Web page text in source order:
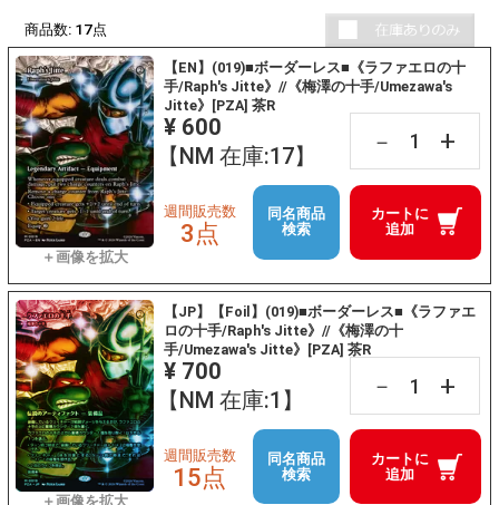
商品数: 17点
【EN】(019)■ボーダーレス■《ラファエロの十
手/Raph's Jitte》//《梅澤の十手/Umezawa's
Jitte》[PZA] 茶R
¥ 600
【NM 在庫:17】
－ +
カートに
追加
週間販売数
3点
同名商品
検索
【JP】【Foil】(019)■ボーダーレス■《ラファエ
ロの十手/Raph's Jitte》//《梅澤の十
手/Umezawa's Jitte》[PZA] 茶R
¥ 700
【NM 在庫:1】
－ +
カートに
追加
週間販売数
15点
同名商品
検索